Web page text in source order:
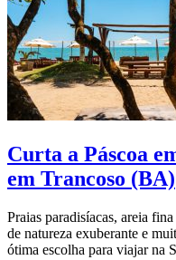
Curta a Páscoa
em Trancoso (BA)
Praias paradisíacas, areia
de natureza exuberante e
ótima escolha para viajar na